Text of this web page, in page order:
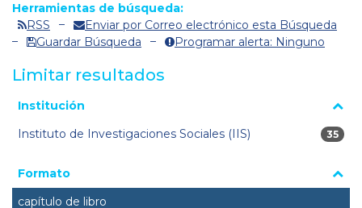
Herramientas de búsqueda:
RSS
Enviar por Correo electrónico esta Búsqueda
Guardar Búsqueda
Programar alerta: Ninguno
Limitar resultados
La página se volverá a cargar cuando se seleccione o excluya
Institución
Instituto de Investigaciones Sociales (IIS)
35
35
Formato
capítulo de libro